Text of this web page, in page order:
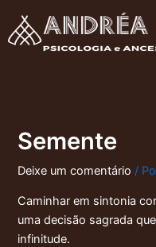
para
Semente
Deixe um comentário /
Caminhar em sintonia
uma decisão sagrada
infinitude.